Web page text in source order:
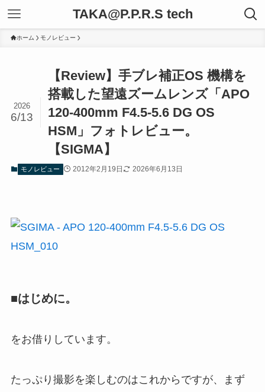
TAKA@P.P.R.S tech
ホーム モノレビュー
【Review】手ブレ補正OS 機構を
搭載した望遠ズームレンズ「APO
120-400mm F4.5-5.6 DG OS
HSM」フォトレビュー。
【SIGMA】
2026
6/13
モノレビュー 2012年2月19日 2026年6月13日
■はじめに。
をお借りしています。
たっぷり撮影を楽しむのはこれからですが、まず